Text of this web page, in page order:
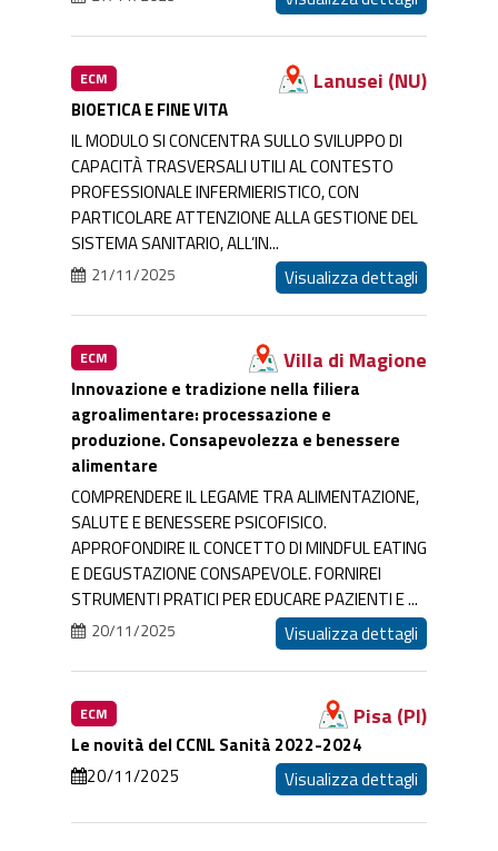
ECM Lanusei (NU)
BIOETICA E FINE VITA
IL MODULO SI CONCENTRA SULLO SVILUPPO DI
CAPACITÀ TRASVERSALI UTILI AL CONTESTO
PROFESSIONALE INFERMIERISTICO, CON
PARTICOLARE ATTENZIONE ALLA GESTIONE DEL
SISTEMA SANITARIO, ALL’IN...
21/11/2025 Visualizza dettagli
ECM Villa di Magione
Innovazione e tradizione nella filiera
agroalimentare: processazione e
produzione. Consapevolezza e benessere
alimentare
COMPRENDERE IL LEGAME TRA ALIMENTAZIONE,
SALUTE E BENESSERE PSICOFISICO.
APPROFONDIRE IL CONCETTO DI MINDFUL EATING
E DEGUSTAZIONE CONSAPEVOLE. FORNIREI
STRUMENTI PRATICI PER EDUCARE PAZIENTI E ...
20/11/2025 Visualizza dettagli
ECM Pisa (PI)
Le novità del CCNL Sanità 2022-2024
20/11/2025
Visualizza dettagli